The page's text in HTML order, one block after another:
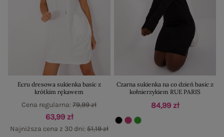
Ecru dresowa sukienka basic z
krótkim rękawem
63,99 zł
Najniższa cena z 30 dni:51,19 zł
Cena regularna:79,99 zł
Czarna sukienka na co dzień basic z
kołnierzykiem RUE PARIS
84,99 zł